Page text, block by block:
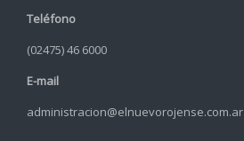
Teléfono
(02475) 46 6000
E-mail
administracion@elnuevorojense.com.ar